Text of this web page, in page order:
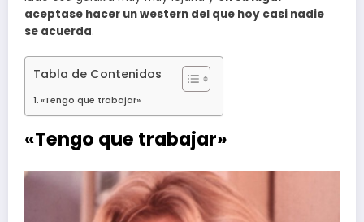
aceptase hacer un western del que hoy casi nadie
se acuerda.
Tabla de Contenidos
«Tengo que trabajar»
«Tengo que trabajar»